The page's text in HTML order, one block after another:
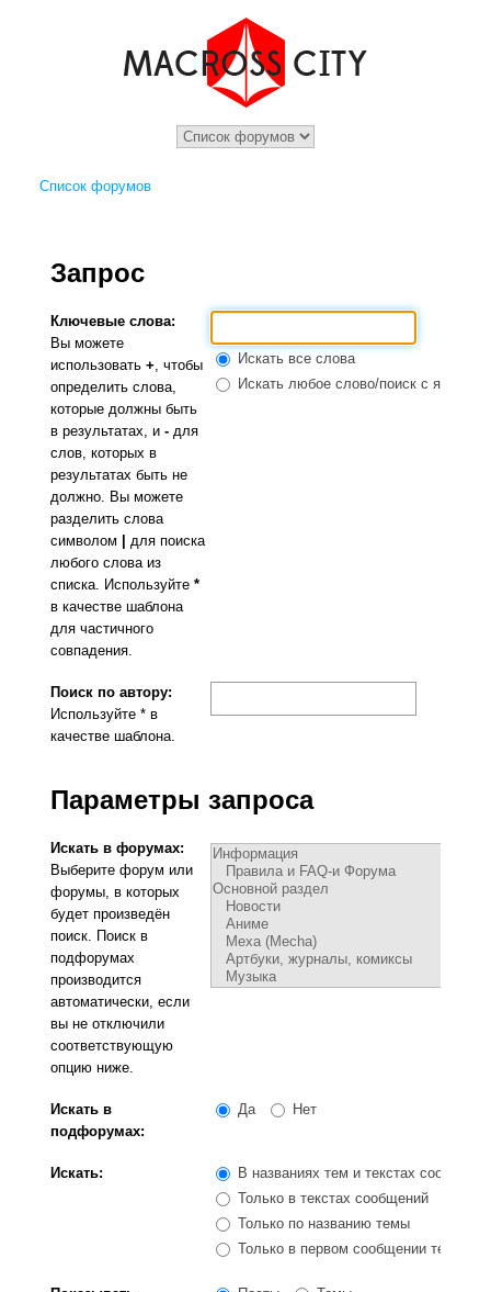
Список форумов
Запрос
Ключевые слова:
Вы можете
использовать+, чтобы
определить слова,
которые должны быть
в результатах, и- для
слов, которых в
результатах быть не
должно. Вы можете
разделить слова
символом
для поиска
любого слова из
списка. Используйте*
в качестве шаблона
для частичного
совпадения.
Искать все слова
Искать любое слово/поиск с языком
Поиск по автору:
Используйте * в
качестве шаблона.
Параметры запроса
Искать в форумах:
Выберите форум или
форумы, в которых
будет произведён
поиск. Поиск в
подфорумах
производится
автоматически, если
вы не отключили
соответствующую
опцию ниже.
Искать в
подфорумах:
Да Нет
Искать:
В названиях тем и текстах
Только в текстах сообщений
Только по названию темы
Только в первом сообщении темы